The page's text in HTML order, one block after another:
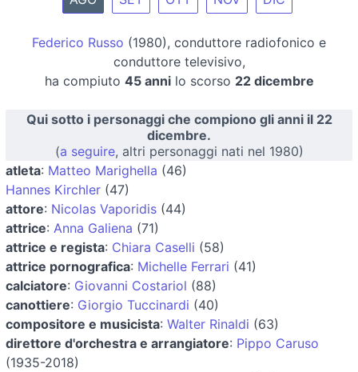
Federico Russo (1980), conduttore radiofonico e
conduttore televisivo,
ha compiuto 45 annilo scorso 22 dicembre
Qui sotto i personaggi che compiono gli anni il 22
dicembre.
(a seguire, altri personaggi nati nel 1980)
atleta: Matteo Marighella (46)
Hannes Kirchler (47)
attore: Nicolas Vaporidis (44)
attrice: Anna Galiena (71)
attrice e regista: Chiara Caselli (58)
attrice pornografica: Michelle Ferrari (41)
calciatore: Giovanni Costariol (88)
canottiere: Giorgio Tuccinardi (40)
compositore e musicista: Walter Rinaldi (63)
direttore d'orchestra e arrangiatore: Pippo Caruso
(1935-2018)